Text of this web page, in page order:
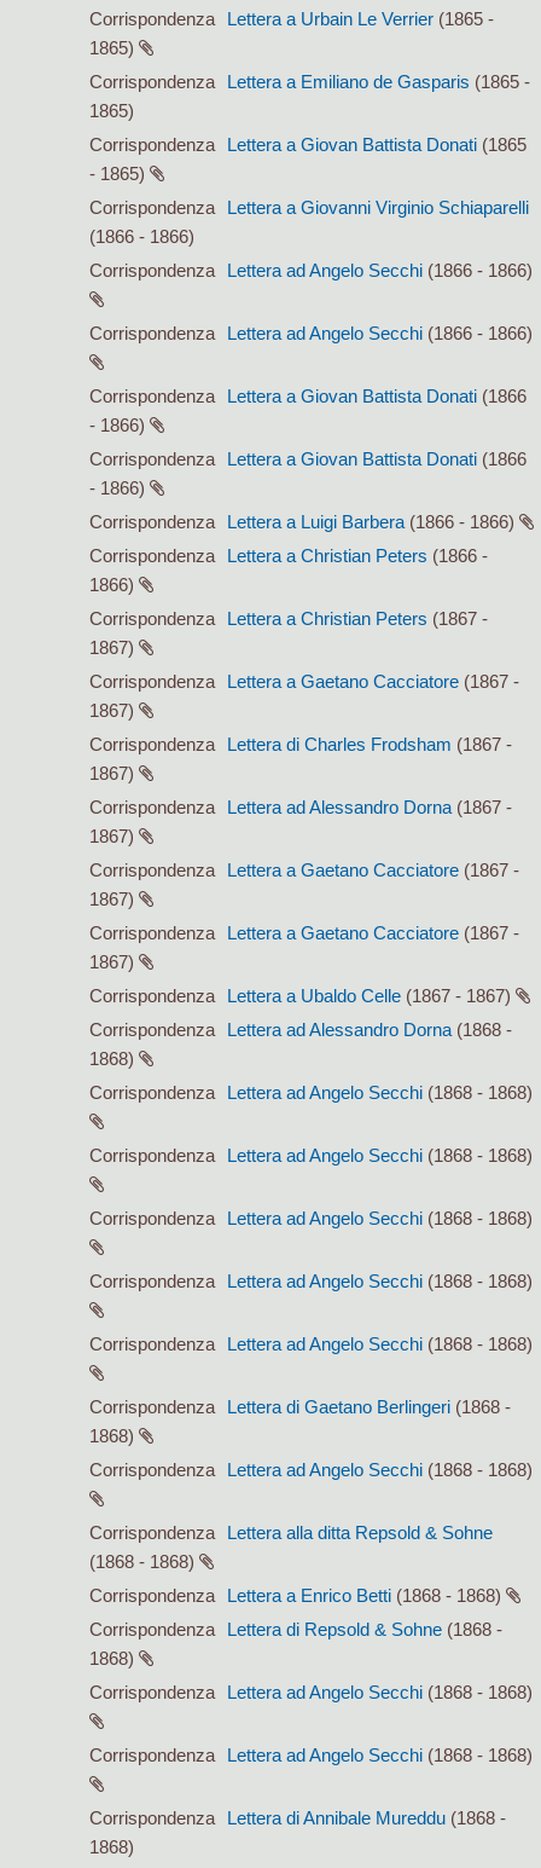
Corrispondenza
Lettera a Urbain Le Verrier (1865 -
1865)
Corrispondenza
Lettera a Emiliano de Gasparis (1865 -
1865)
Corrispondenza
Lettera a Giovan Battista Donati (1865
- 1865)
Corrispondenza
Lettera a Giovanni Virginio Schiaparelli
(1866 - 1866)
Corrispondenza
Lettera ad Angelo Secchi (1866 - 1866)
Corrispondenza Lettera ad Angelo Secchi (1866 - 1866)
Corrispondenza Lettera a Giovan Battista Donati (1866
- 1866)
Corrispondenza
Lettera a Giovan Battista Donati (1866
- 1866)
Corrispondenza
Lettera a Luigi Barbera (1866 - 1866)
Corrispondenza
Lettera a Christian Peters (1866 -
1866)
Corrispondenza
Lettera a Christian Peters (1867 -
1867)
Corrispondenza
Lettera a Gaetano Cacciatore (1867 -
1867)
Corrispondenza
Lettera di Charles Frodsham (1867 -
1867)
Corrispondenza
Lettera ad Alessandro Dorna (1867 -
1867)
Corrispondenza
Lettera a Gaetano Cacciatore (1867 -
1867)
Corrispondenza
Lettera a Gaetano Cacciatore (1867 -
1867)
Corrispondenza
Lettera a Ubaldo Celle (1867 - 1867)
Corrispondenza
Lettera ad Alessandro Dorna (1868 -
1868)
Corrispondenza
Lettera ad Angelo Secchi (1868 - 1868)
Corrispondenza Lettera ad Angelo Secchi (1868 - 1868)
Corrispondenza Lettera ad Angelo Secchi (1868 - 1868)
Corrispondenza Lettera ad Angelo Secchi (1868 - 1868)
Corrispondenza Lettera ad Angelo Secchi (1868 - 1868)
Corrispondenza Lettera di Gaetano Berlingeri (1868 -
1868)
Corrispondenza
Lettera ad Angelo Secchi (1868 - 1868)
Corrispondenza
Lettera alla ditta Repsold & Sohne
(1868 - 1868)
Corrispondenza
Lettera a Enrico Betti (1868 - 1868)
Corrispondenza
Lettera di Repsold & Sohne (1868 -
1868)
Corrispondenza
Lettera ad Angelo Secchi (1868 - 1868)
Corrispondenza Lettera ad Angelo Secchi (1868 - 1868)
Corrispondenza Lettera di Annibale Mureddu (1868 -
1868)